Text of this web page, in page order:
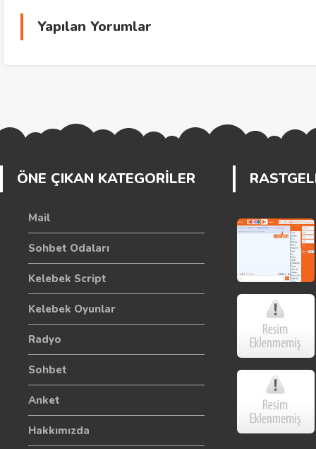
Yapılan Yorumlar
ÖNE ÇIKAN KATEGORİLER
Mail
Sohbet Odaları
Kelebek Script
Kelebek Oyunlar
Radyo
Sohbet
Anket
Hakkımızda